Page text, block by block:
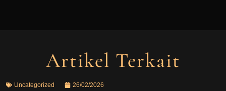
Artikel Terkait
Uncategorized 26/02/2026